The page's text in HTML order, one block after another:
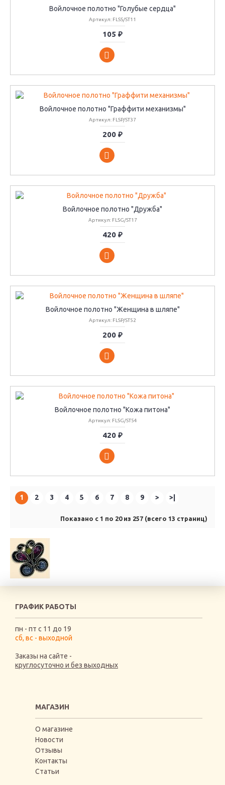
Войлочное полотно "Голубые сердца"
Артикул: FLSS/ST11
105 ₽
Войлочное полотно "Граффити механизмы"
Артикул: FLSP/ST37
200 ₽
Войлочное полотно "Дружба"
Артикул: FLSG/ST17
420 ₽
Войлочное полотно "Женщина в шляпе"
Артикул: FLSP/ST52
200 ₽
Войлочное полотно "Кожа питона"
Артикул: FLSG/ST54
420 ₽
1 2 3 4 5 6 7 8 9 > >|
Показано с 1 по 20 из 257 (всего 13 страниц)
ГРАФИК РАБОТЫ
пн - пт с 11 до 19
сб, вс - выходной
Заказы на сайте -
круглосуточно и без выходных
МАГАЗИН
О магазине
Новости
Отзывы
Контакты
Статьи